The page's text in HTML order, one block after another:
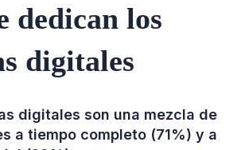
dedican los
digitales
digitales son una mezcla de
a tiempo completo (71%) y a